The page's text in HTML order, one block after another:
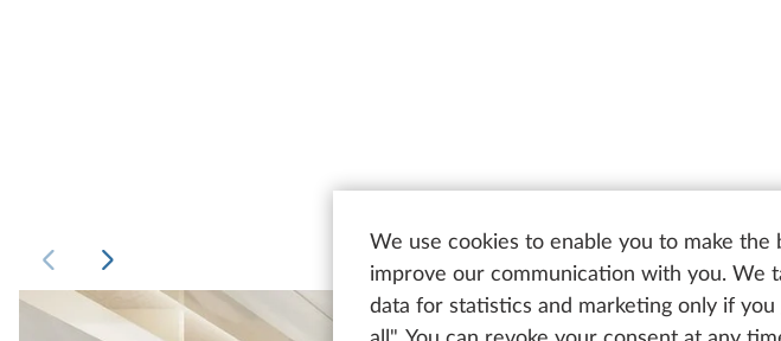
We use cookies to enable you to make
improve our communication with you. We
data for statistics and marketing only if